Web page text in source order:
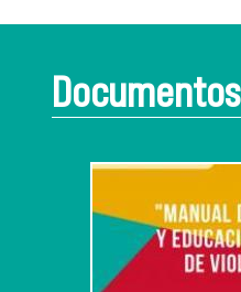
Documentos